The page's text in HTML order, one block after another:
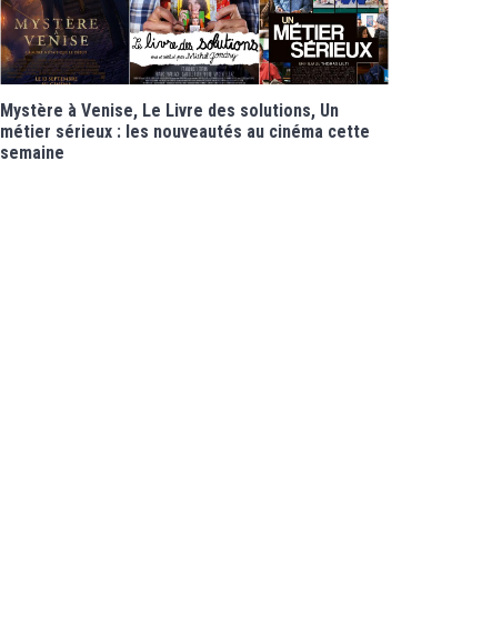
Mystère à Venise, Le Livre des solutions, Un
métier sérieux : les nouveautés au cinéma cette
semaine